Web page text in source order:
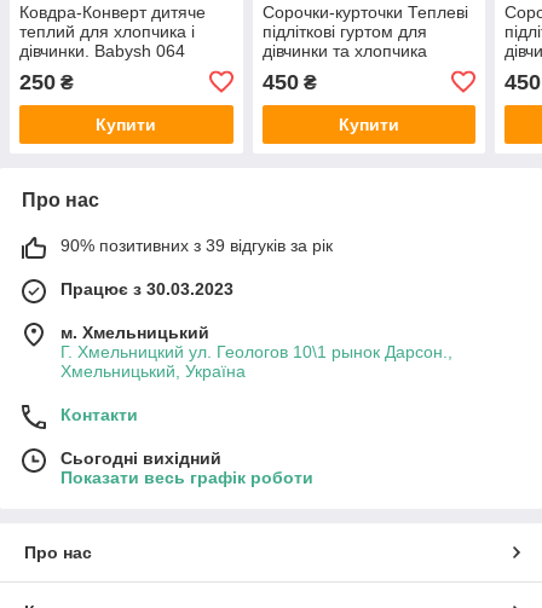
Ковдра-Конверт дитяче
теплий для хлопчика і
дівчинки. Babysh 064
250 ₴
Купити
Сорочки-курточки Теплеві
підліткові гуртом для
дівчинки та хлопчика
450₴
Купити
450
Про нас
90% позитивних з 39 відгуків за рік
Працює з 30.03.2023
м. Хмельницький
Г. Хмельницкий ул. Геологов 10\1 рынок Дарсон.,
Хмельницький, Україна
Контакти
Сьогодні вихідний
Показати весь графік роботи
Про нас